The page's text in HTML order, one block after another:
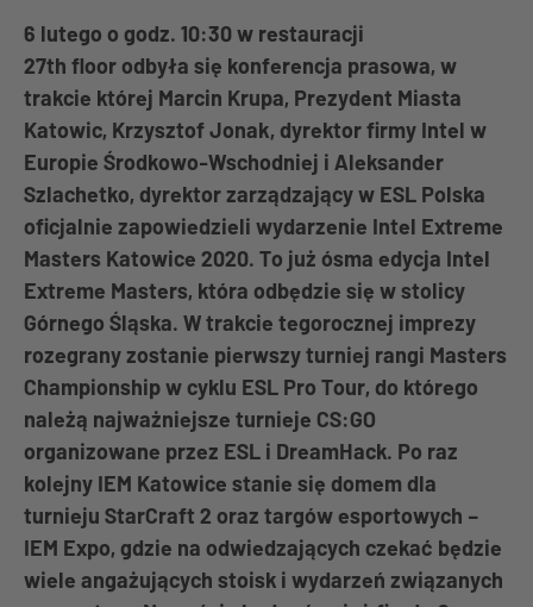
6 lutego o godz. 10:30 w restauracji
27th floor odbyła się konferencja prasowa, w
trakcie której Marcin Krupa, Prezydent Miasta
Katowic, Krzysztof Jonak, dyrektor firmy Intel w
Europie Środkowo-Wschodniej i Aleksander
Szlachetko, dyrektor zarządzający w ESL Polska
oficjalnie zapowiedzieli wydarzenie Intel Extreme
Masters Katowice 2020. To już ósma edycja Intel
Extreme Masters, która odbędzie się w stolicy
Górnego Śląska. W trakcie tegorocznej imprezy
rozegrany zostanie pierwszy turniej rangi Masters
Championship w cyklu ESL Pro Tour, do którego
należą najważniejsze turnieje CS:GO
organizowane przez ESL i DreamHack. Po raz
kolejny IEM Katowice stanie się domem dla
turnieju StarCraft 2 oraz targów esportowych –
IEM Expo, gdzie na odwiedzających czekać będzie
wiele angażujących stoisk i wydarzeń związanych